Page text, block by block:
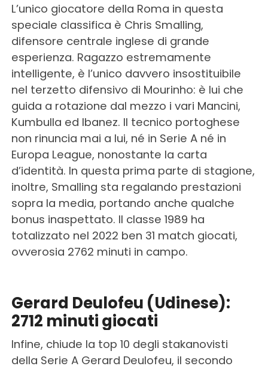
L’unico giocatore della Roma in questa
speciale classifica è Chris Smalling,
difensore centrale inglese di grande
esperienza. Ragazzo estremamente
intelligente, è l’unico davvero insostituibile
nel terzetto difensivo di Mourinho: è lui che
guida a rotazione dal mezzo i vari Mancini,
Kumbulla ed Ibanez. Il tecnico portoghese
non rinuncia mai a lui, né in Serie A né in
Europa League, nonostante la carta
d’identità. In questa prima parte di stagione,
inoltre, Smalling sta regalando prestazioni
sopra la media, portando anche qualche
bonus inaspettato. Il classe 1989 ha
totalizzato nel 2022 ben 31 match giocati,
ovverosia 2762 minuti in campo.
Gerard Deulofeu (Udinese):
2712 minuti giocati
Infine, chiude la top 10 degli stakanovisti
della Serie A Gerard Deulofeu, il secondo